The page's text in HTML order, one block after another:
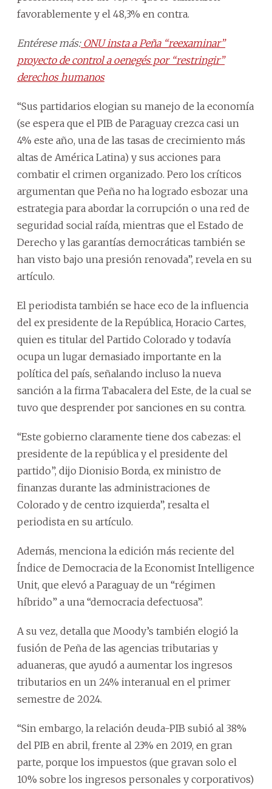
favorablemente y el 48,3% en contra.
Entérese más:ONU insta a Peña “reexaminar”
proyecto de control a oenegés por “restringir”
derechos humanos
“Sus partidarios elogian su manejo de la economía
(se espera que el PIB de Paraguay crezca casi un
4% este año, una de las tasas de crecimiento más
altas de América Latina) y sus acciones para
combatir el crimen organizado. Pero los críticos
argumentan que Peña no ha logrado esbozar una
estrategia para abordar la corrupción o una red de
seguridad social raída, mientras que el Estado de
Derecho y las garantías democráticas también se
han visto bajo una presión renovada”, revela en su
artículo.
El periodista también se hace eco de la influencia
del ex presidente de la República, Horacio Cartes,
quien es titular del Partido Colorado y todavía
ocupa un lugar demasiado importante en la
política del país, señalando incluso la nueva
sanción a la firma Tabacalera del Este, de la cual se
tuvo que desprender por sanciones en su contra.
“Este gobierno claramente tiene dos cabezas: el
presidente de la república y el presidente del
partido”, dijo Dionisio Borda, ex ministro de
finanzas durante las administraciones de
Colorado y de centro izquierda”, resalta el
periodista en su artículo.
Además, menciona la edición más reciente del
Índice de Democracia de la Economist Intelligence
Unit, que elevó a Paraguay de un “régimen
híbrido” a una “democracia defectuosa”.
A su vez, detalla que Moody’s también elogió la
fusión de Peña de las agencias tributarias y
aduaneras, que ayudó a aumentar los ingresos
tributarios en un 24% interanual en el primer
semestre de 2024.
“Sin embargo, la relación deuda-PIB subió al 38%
del PIB en abril, frente al 23% en 2019, en gran
parte, porque los impuestos (que gravan solo el
10% sobre los ingresos personales y corporativos)